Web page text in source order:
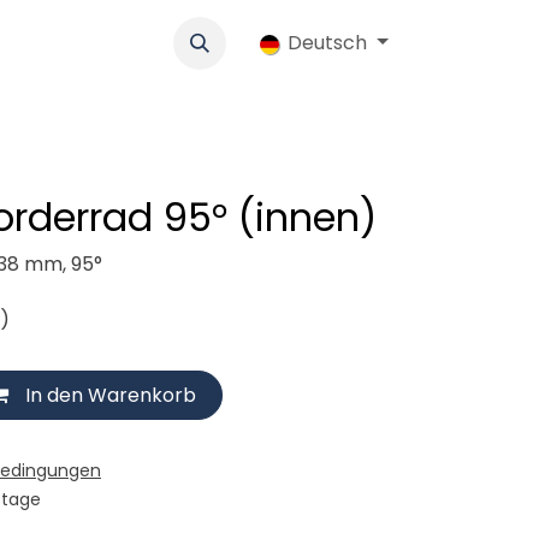
Genossenschaft Jobs Ersatzteile-Shop
Deutsch
95° (innen)
mm, 95°
In den Warenkorb